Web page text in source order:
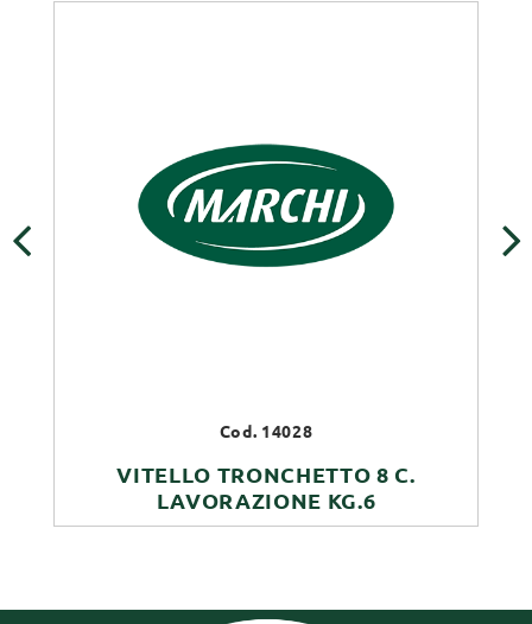
Cod. 14028
VITELLO TRONCHETTO 8 C.
LAVORAZIONE KG.6